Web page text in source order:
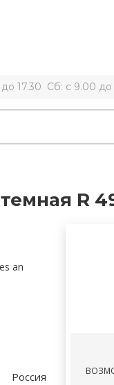
17.30 Сб: с 9.00 до
R
an
Россия